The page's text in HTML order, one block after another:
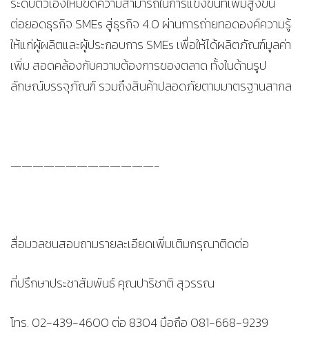
ต่อยอดธุรกิจ SMEs สู่ธุรกิจ 4.0 ผ่านการถ่ายทอดองค์ความรู้
ให้แก่ผู้ผลิตและผู้ประกอบการ SMEs เพื่อให้ได้ผลิตภัณฑ์มูลค่า
เพิ่ม สอดคล้องกับความต้องการของตลาด ทั้งในด้านรูป
ลักษณ์บรรจุภัณฑ์ รวมถึงสินค้าปลอดภัยตามมาตรฐานสากล
—————————————-
สื่อมวลชนสอบถามรายละเอียดเพิ่มเติมกรุณาติดต่อ
ที่ปรึกษาประชาสัมพันธ์ คุณปาริชาติ สุวรรณ
โทร. 02-439-4600 ต่อ 8304 มือถือ 081-668-9239